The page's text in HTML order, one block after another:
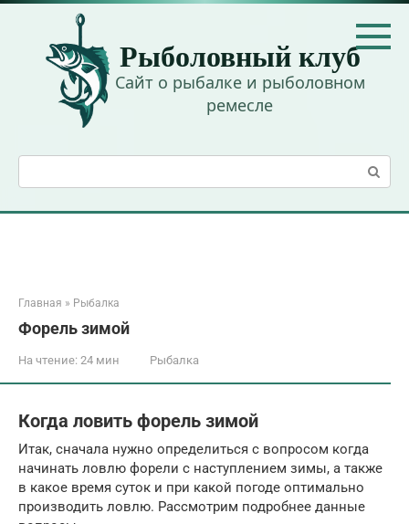
Перейти
контенту
Рыболовный клуб
Сайт о рыбалке и рыболовном
ремесле
Главная » Рыбалка
Форель зимой
На чтение: 24 мин Рыбалка
Когда ловить форель зимой
Итак, сначала нужно определиться с вопросом когда
начинать ловлю форели с наступлением зимы, а также
в какое время суток и при какой погоде оптимально
производить ловлю. Рассмотрим подробнее данные